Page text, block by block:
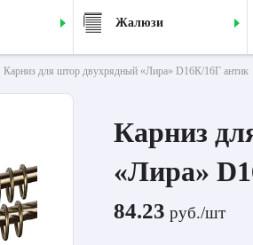
Жалюзи
Карниз для штор двухрядный «Лира» D16К/16Г антик
Карниз
«Лира»
84.23 руб./шт